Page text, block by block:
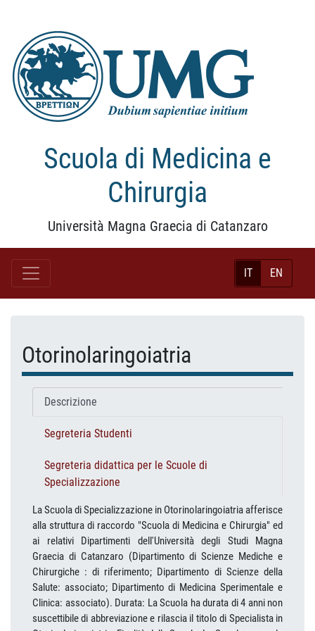
Scuola di Medicina e
Chirurgia
Università Magna Graecia di Catanzaro
IT EN
Otorinolaringoiatria
Descrizione
Segreteria Studenti
Segreteria didattica per le Scuole di
Specializzazione
La Scuola di Specializzazione in Otorinolaringoiatria afferisce
alla struttura di raccordo "Scuola di Medicina e Chirurgia" ed
ai relativi Dipartimenti dell'Università degli Studi Magna
Graecia di Catanzaro (Dipartimento di Scienze Mediche e
Chirurgiche : di riferimento; Dipartimento di Scienze della
Salute: associato; Dipartimento di Medicina Sperimentale e
Clinica: associato). Durata: La Scuola ha durata di 4 anni non
suscettibile di abbreviazione e rilascia il titolo di Specialista in